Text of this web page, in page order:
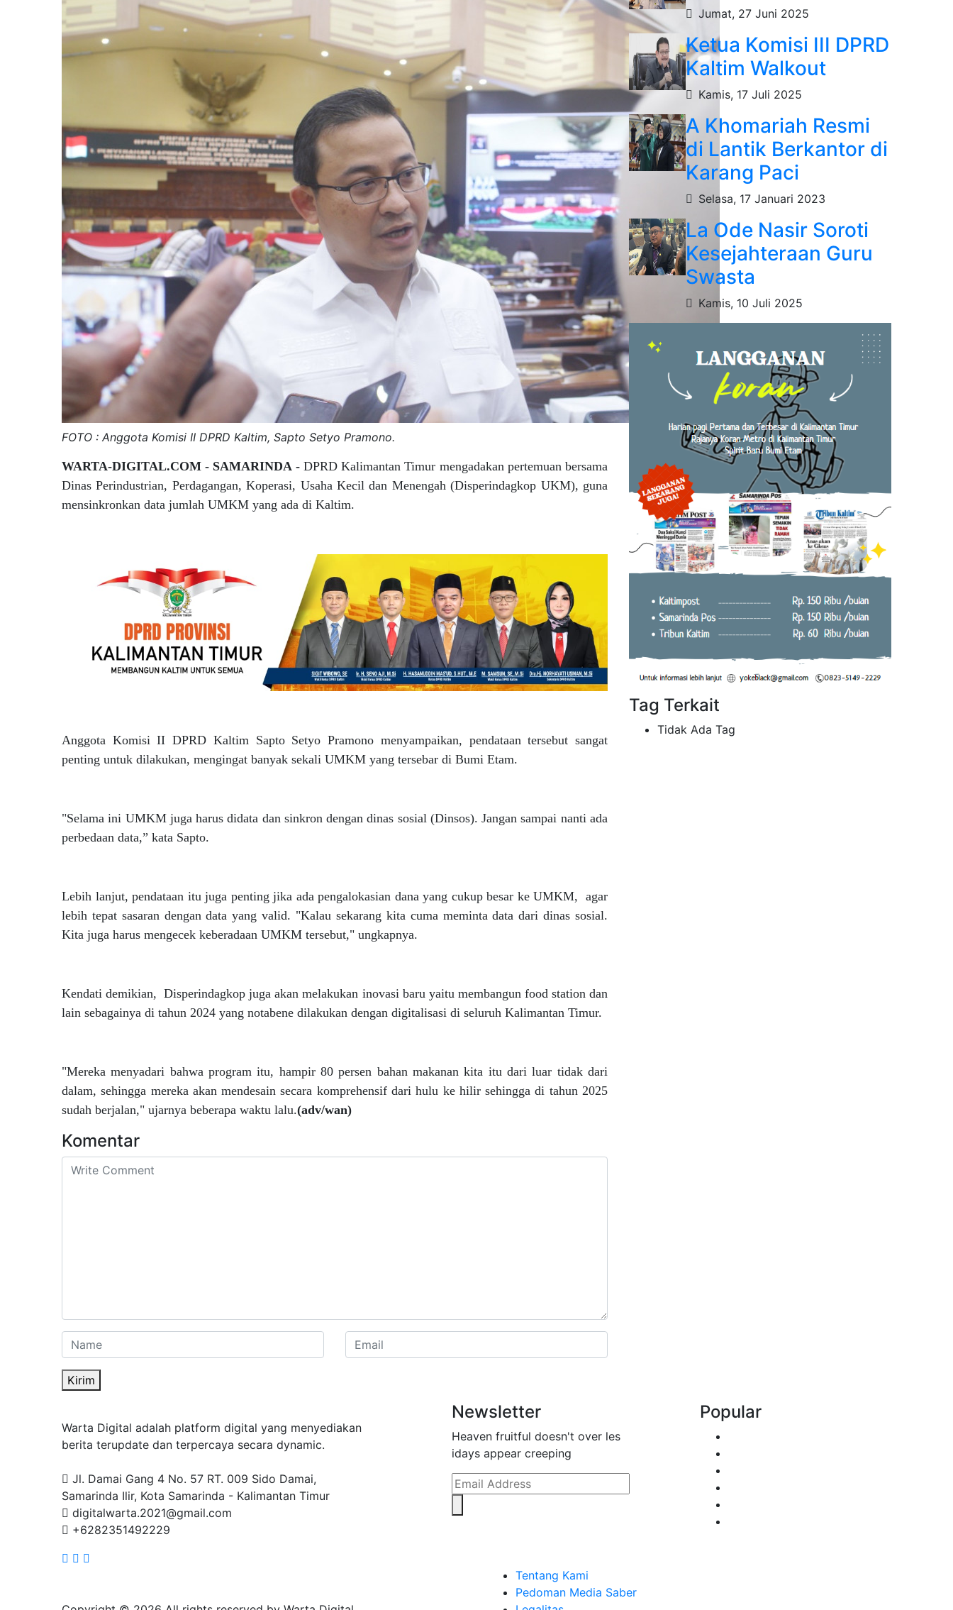
FOTO : Anggota Komisi II DPRD Kaltim, Sapto Setyo Pramono.
WARTA-DIGITAL.COM - SAMARINDA - DPRD Kalimantan Timur mengadakan pertemuan bersama
Dinas Perindustrian, Perdagangan, Koperasi, Usaha Kecil dan Menengah (Disperindagkop UKM), guna
mensinkronkan data jumlah UMKM yang ada di Kaltim.
Anggota Komisi II DPRD Kaltim Sapto Setyo Pramono menyampaikan, pendataan tersebut sangat
penting untuk dilakukan, mengingat banyak sekali UMKM yang tersebar di Bumi Etam.
"Selama ini UMKM juga harus didata dan sinkron dengan dinas sosial (Dinsos). Jangan sampai nanti ada
perbedaan data,” kata Sapto.
Lebih lanjut, pendataan itu juga penting jika ada pengalokasian dana yang cukup besar ke UMKM, agar
lebih tepat sasaran dengan data yang valid. "Kalau sekarang kita cuma meminta data dari dinas sosial.
Kita juga harus mengecek keberadaan UMKM tersebut," ungkapnya.
Kendati demikian, Disperindagkop juga akan melakukan inovasi baru yaitu membangun food station dan
lain sebagainya di tahun 2024 yang notabene dilakukan dengan digitalisasi di seluruh Kalimantan Timur.
"Mereka menyadari bahwa program itu, hampir 80 persen bahan makanan kita itu dari luar tidak dari
dalam, sehingga mereka akan mendesain secara komprehensif dari hulu ke hilir sehingga di tahun 2025
sudah berjalan," ujarnya beberapa waktu lalu.(adv/wan)
Komentar
Kirim
Jumat, 27 Juni 2025
Ketua Komisi III DPRD
Kaltim Walkout
Kamis, 17 Juli 2025
A Khomariah Resmi
di Lantik Berkantor di
Karang Paci
Selasa, 17 Januari 2023
La Ode Nasir Soroti
Kesejahteraan Guru
Swasta
Kamis, 10 Juli 2025
Tag Terkait
Tidak Ada Tag
Warta Digital adalah platform digital yang menyediakan
berita terupdate dan terpercaya secara dynamic.
Jl. Damai Gang 4 No. 57 RT. 009 Sido Damai,
Samarinda Ilir, Kota Samarinda - Kalimantan Timur
digitalwarta.2021@gmail.com
+6282351492229
Newsletter
Heaven fruitful doesn't over les
idays appear creeping
Popular
Tentang Kami
Pedoman Media Saber